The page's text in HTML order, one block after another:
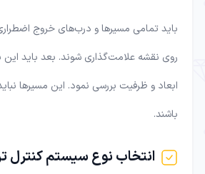
باید تمامی مسیرها و درب‌های خروج
روی نقشه علامت‌گذاری شوند. بعد باید
ابعاد و ظرفیت بررسی نمود. این مسیرها
باشند.
انتخاب نوع سیستم کنترل